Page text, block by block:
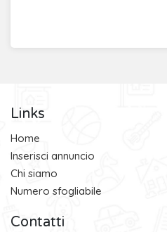
Links
Home
Inserisci annuncio
Chi siamo
Numero sfogliabile
Contatti